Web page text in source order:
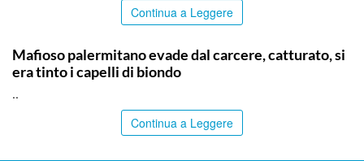
Continua a Leggere
Mafioso palermitano evade dal carcere, catturato, si
era tinto i capelli di biondo
..
Continua a Leggere